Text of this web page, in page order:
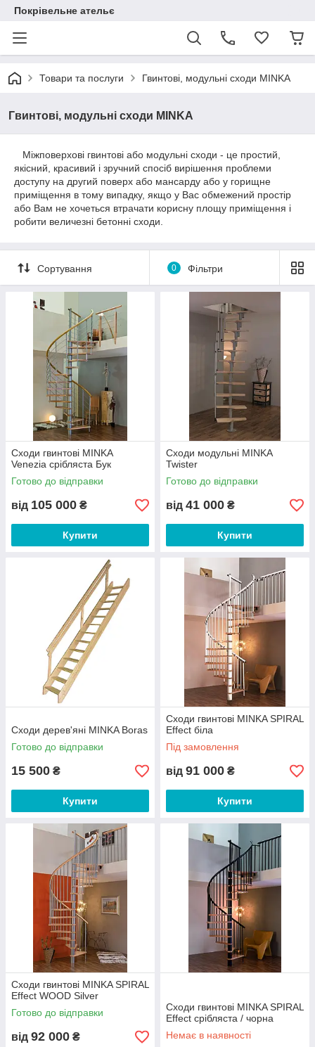
Покрівельне ательє
Товари та послуги Гвинтові, модульні сходи MINKA
Гвинтові, модульні сходи MINKA
Міжповерхові гвинтові або модульні сходи - це простий,
якісний, красивий і зручний спосіб вирішення проблеми
доступу на другий поверх або мансарду або у горищне
приміщення в тому випадку, якщо у Вас обмежений простір
або Вам не хочеться втрачати корисну площу приміщення і
робити величезні бетонні сходи.
Сортування 0 Фільтри
Сходи гвинтові MINKA
Venezia срібляста Бук
Готово до відправки
від 105 000 ₴
Купити
Сходи модульні MINKA
Twister
Готово до відправки
від 41 000 ₴
Купити
Сходи дерев'яні MINKA Boras
Готово до відправки
15 500 ₴
Купити
Сходи гвинтові MINKA SPIRAL
Effect біла
Під замовлення
від 91 000 ₴
Купити
Сходи гвинтові MINKA SPIRAL
Effect WOOD Silver
Готово до відправки
від 92 000 ₴
Сходи гвинтові MINKA SPIRAL
Effect срібляста / чорна
Немає в наявності